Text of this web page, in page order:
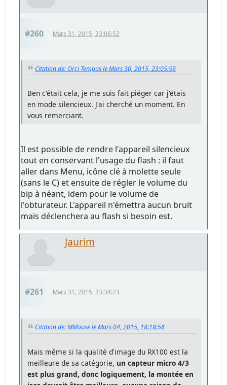
#260 Mars 31, 2015, 23:06:52
Citation de: Orci Tempus le Mars 30, 2015, 23:05:59
Ben c'était cela, je me suis fait piéger car j'étais
en mode silencieux. J'ai cherché un moment. En
vous remerciant.
Il est possible de rendre l'appareil silencieux
tout en conservant l'usage du flash : il faut
aller dans Menu, icône clé à molette seule
(sans le C) et ensuite de régler le volume du
bip à néant, idem pour le volume de
l'obturateur. L'appareil n'émettra aucun bruit
mais déclenchera au flash si besoin est.
Jaurim
#261 Mars 31, 2015, 23:34:23
Citation de: MMouse le Mars 04, 2015, 18:18:58
Mais même si la qualité d'image du RX100 est la
meilleure de sa catégorie, un capteur micro 4/3
est plus grand, donc logiquement, la montée en